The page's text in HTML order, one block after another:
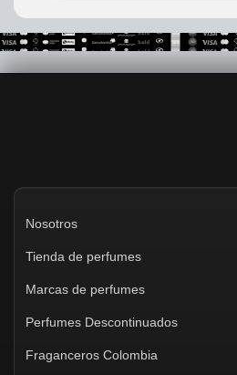
Nosotros
Tienda de perfumes
Marcas de perfumes
Perfumes Descontinuados
Fraganceros Colombia